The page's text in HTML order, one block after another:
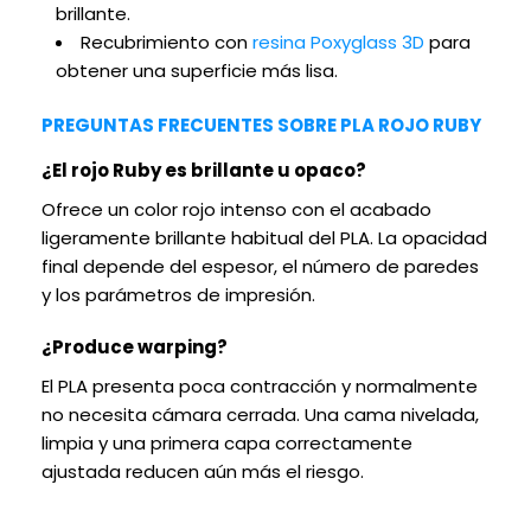
brillante.
Recubrimiento conresina Poxyglass 3D para
obtener una superficie más lisa.
PREGUNTAS FRECUENTES SOBRE PLA ROJO RUBY
¿El rojo Ruby es brillante u opaco?
Ofrece un color rojo intenso con el acabado
ligeramente brillante habitual del PLA. La opacidad
final depende del espesor, el número de paredes
y los parámetros de impresión.
¿Produce warping?
El PLA presenta poca contracción y normalmente
no necesita cámara cerrada. Una cama nivelada,
limpia y una primera capa correctamente
ajustada reducen aún más el riesgo.